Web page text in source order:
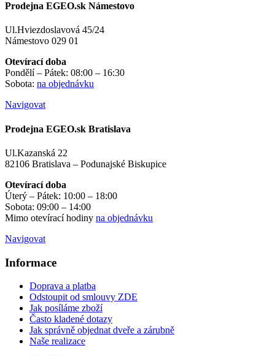
Prodejna EGEO.sk Námestovo
Ul.Hviezdoslavová 45/24
Námestovo 029 01
Otevírací doba
Pondělí – Pátek: 08:00 – 16:30
Sobota: na objednávku
Navigovat
Prodejna EGEO.sk Bratislava
Ul.Kazanská 22
82106 Bratislava – Podunajské Biskupice
Otevírací doba
Úterý – Pátek: 10:00 – 18:00
Sobota: 09:00 – 14:00
Mimo otevírací hodiny na objednávku
Navigovat
Informace
Doprava a platba
Odstoupit od smlouvy ZDE
Jak posíláme zboží
Často kladené dotazy
Jak správně objednat dveře a zárubně
Naše realizace